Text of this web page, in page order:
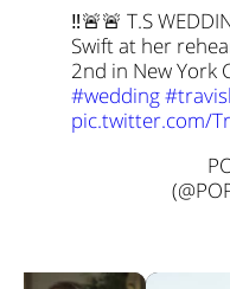
‼️🚨🚨 T.S
Swift at her
2nd in New York
#wedding
pic.twitter.com/
—